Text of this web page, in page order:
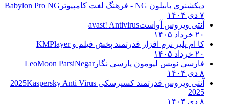
دیکشنری بابیلون NG - فرهنگ لغت کامپیوتر
Babylon Pro NG
۷ دی ۱۴۰۴
آنتی ویروس آواستavast! Antivirus
۲۰ خرداد ۱۴۰۵
کا ام پلیر نرم افزار قدرتمند پخش فیلم وKMPlayer
۲۰ خرداد ۱۴۰۵
فارسی نویس لیومون پارسی نگارLeoMoon ParsiNegar
۸ دی ۱۴۰۴
آنتی ویروس قدرتمند کسپرسکی 2025 Kaspersky Anti Virus
2025
۸ دی ۱۴۰۴